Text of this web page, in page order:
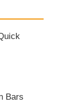
Bars